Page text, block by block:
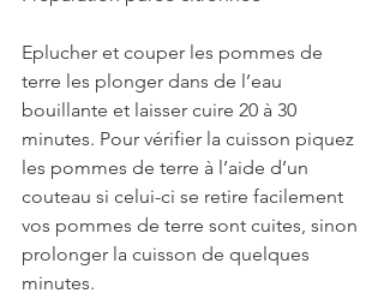
Eplucher et couper les pommes de
terre les plonger dans de l’eau
bouillante et laisser cuire 20 à 30
minutes. Pour vérifier la cuisson piquez
les pommes de terre à l’aide d’un
couteau si celui-ci se retire facilement
vos pommes de terre sont cuites, sinon
prolonger la cuisson de quelques
minutes.